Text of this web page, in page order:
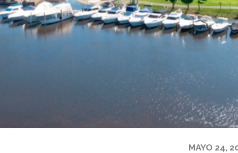
MAYO 24,